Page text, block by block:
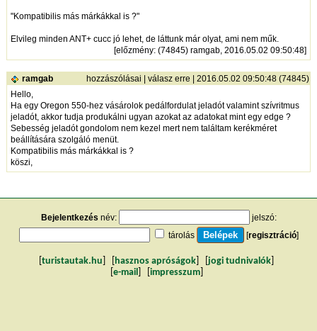
"Kompatibilis más márkákkal is ?"
Elvileg minden ANT+ cucc jó lehet, de láttunk már olyat, ami nem műk.
[előzmény: (74845) ramgab, 2016.05.02 09:50:48]
ramgab hozzászólásai válasz erre | 2016.05.02 09:50:48 (74845)
Hello,
Ha egy Oregon 550-hez vásárolok pedálfordulat jeladót valamint szívritmus
jeladót, akkor tudja produkálni ugyan azokat az adatokat mint egy edge ?
Sebesség jeladót gondolom nem kezel mert nem találtam kerékméret
beállítására szolgáló menüt.
Kompatibilis más márkákkal is ?
köszi,
Bejelentkezés név:
jelszó:
tárolás
[regisztráció]
turistautak.hu hasznos apróságok jogi tudnivalók
e-mail impresszum]